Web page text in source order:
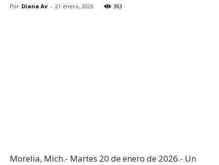
Por Diana Av - 21 enero, 2026 383
Morelia, Mich.- Martes 20 de enero de 2026.- Un